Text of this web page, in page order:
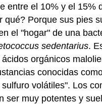
entre el 10% y el 15%
qué? Porque sus pies
el "hogar" de una
sedentarius.
orgánicos
conocidas
volátiles". Los
ser muy potentes y